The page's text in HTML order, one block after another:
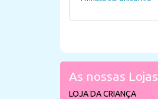
As nossas Lojas
LOJA DA CRIANÇA